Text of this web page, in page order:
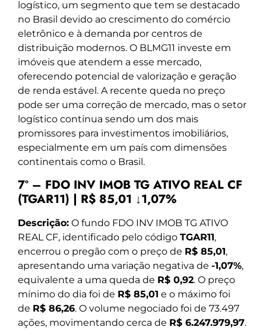
logístico, um segmento que tem se destacado
no Brasil devido ao crescimento do comércio
eletrônico e à demanda por centros de
distribuição modernos. O BLMG11 investe em
imóveis que atendem a esse mercado,
oferecendo potencial de valorização e geração
de renda estável. A recente queda no preço
pode ser uma correção de mercado, mas o setor
logístico continua sendo um dos mais
promissores para investimentos imobiliários,
especialmente em um país com dimensões
continentais como o Brasil.
7º – FDO INV IMOB TG ATIVO REAL CF
(TGAR11) | R$ 85,01 ↓1,07%
Descrição: O fundo FDO INV IMOB TG ATIVO
REAL CF, identificado pelo código TGAR11,
encerrou o pregão com o preço de R$ 85,01,
apresentando uma variação negativa de -1,07%,
equivalente a uma queda de R$ 0,92. O preço
mínimo do dia foi de R$ 85,01 e o máximo foi
de R$ 86,26. O volume negociado foi de 73.497
ações, movimentando cerca de R$ 6.247.979,97.